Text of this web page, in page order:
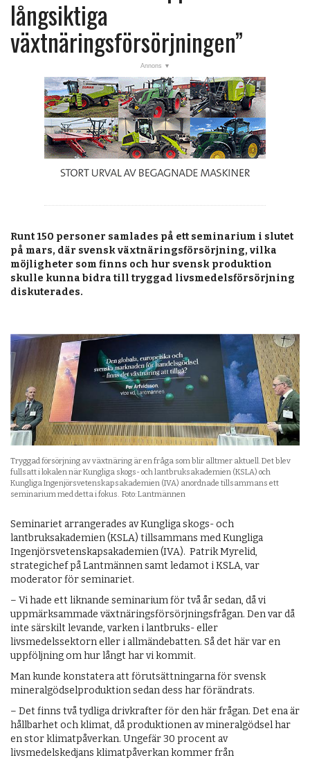
Veckans nyheter
Läsartoppen
OPINION
KALENDER
MARKNAD
ANNONSERA
PRENUMERERA
OM OSS
långsiktiga
växtnäringsförsörjningen”
Runt 150 personer samlades på ett seminarium i slutet
på mars, där svensk växtnäringsförsörjning, vilka
möjligheter som finns och hur svensk produktion
skulle kunna bidra till tryggad livsmedelsförsörjning
diskuterades.
Tryggad försörjning av växtnäring är en fråga som blir alltmer aktuell. Det blev
fullsatt i lokalen när Kungliga skogs- och lantbruksakademien (KSLA) och
Kungliga Ingenjörsvetenskapsakademien (IVA) anordnade tillsammans ett
seminarium med detta i fokus. Foto: Lantmännen
Seminariet arrangerades av Kungliga skogs- och
lantbruksakademien (KSLA) tillsammans med Kungliga
Ingenjörs­veten­skapsakademien (IVA). Patrik Myrelid,
strategichef på Lantmännen samt ledamot i KSLA, var
moderator för seminariet.
– Vi hade ett liknande seminarium för två år sedan, då vi
uppmärksammade växtnäringsförsörjningsfrågan. Den var då
inte särskilt levande, varken i lantbruks- eller
livsmedelssektorn eller i allmändebatten. Så det här var en
uppföljning om hur långt har vi kommit.
Man kunde konstatera att förutsättningarna för svensk
mineralgödselproduktion sedan dess har förändrats.
– Det finns två tydliga drivkrafter för den här frågan. Det ena är
hållbarhet och klimat, då produktionen av mineralgödsel har
en stor klimatpåverkan. Ungefär 30 procent av
livsmedelskedjans klimatpåverkan kommer från